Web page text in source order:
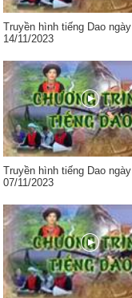
Truyền hình tiếng Dao ngày
14/11/2023
Truyền hình tiếng Dao ngày
07/11/2023